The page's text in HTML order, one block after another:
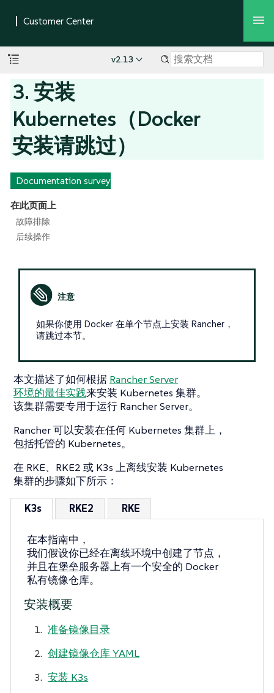
v2.13
3. 安装
Kubernetes（Docker
安装请跳过）
Documentation survey
在此页面上
故障排除
后续操作
如果你使用 Docker 在单个节点上安装 Rancher，
请跳过本节。
本文描述了如何根据 Rancher Server
环境的最佳实践来安装 Kubernetes 集群。
该集群需要专用于运行 Rancher Server。
Rancher 可以安装在任何 Kubernetes 集群上，
包括托管的 Kubernetes。
在 RKE、RKE2 或 K3s 上离线安装 Kubernetes
集群的步骤如下所示：
K3s RKE2 RKE
在本指南中，
我们假设你已经在离线环境中创建了节点，
并且在堡垒服务器上有一个安全的 Docker
私有镜像仓库。
安装概要
准备镜像目录
创建镜像仓库 YAML
安装 K3s